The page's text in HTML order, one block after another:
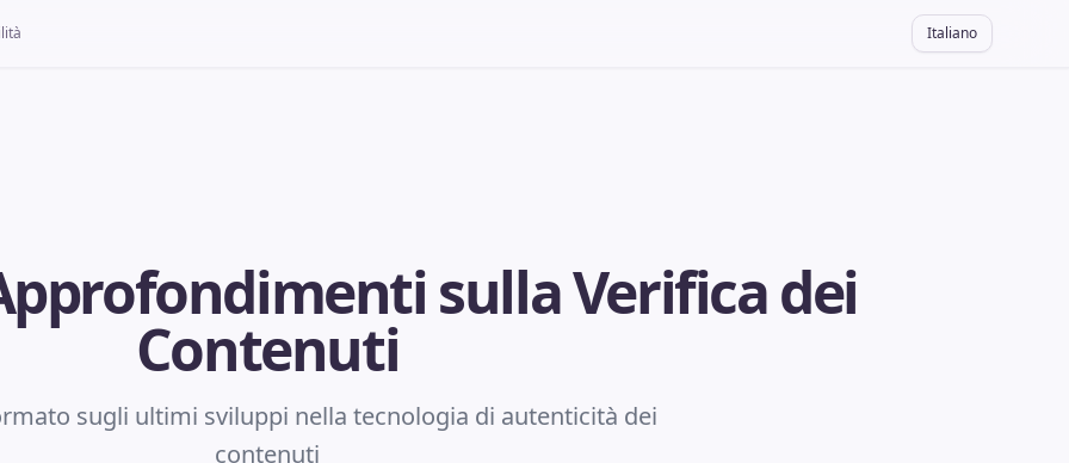
Italiano
sulla Verifica dei
Contenuti
sugli ultimi sviluppi nella tecnologia di autenticità dei
contenuti